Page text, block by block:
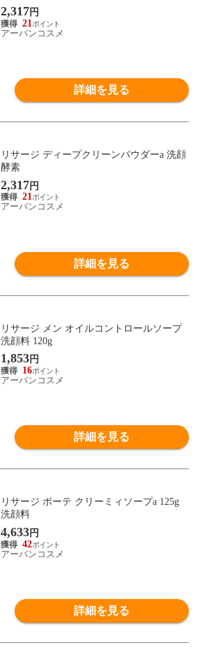
2,317 円
21
アーバンコスメ
詳細を見る
リサージ ディープクリーンパウダーa 洗顔
酵素
2,317 円
21
アーバンコスメ
詳細を見る
リサージ メン オイルコントロールソープ
洗顔料 120g
1,853円
16
アーバンコスメ
詳細を見る
リサージ ボーテ クリーミィソープa 125g
洗顔料
4,633円
42
アーバンコスメ
詳細を見る